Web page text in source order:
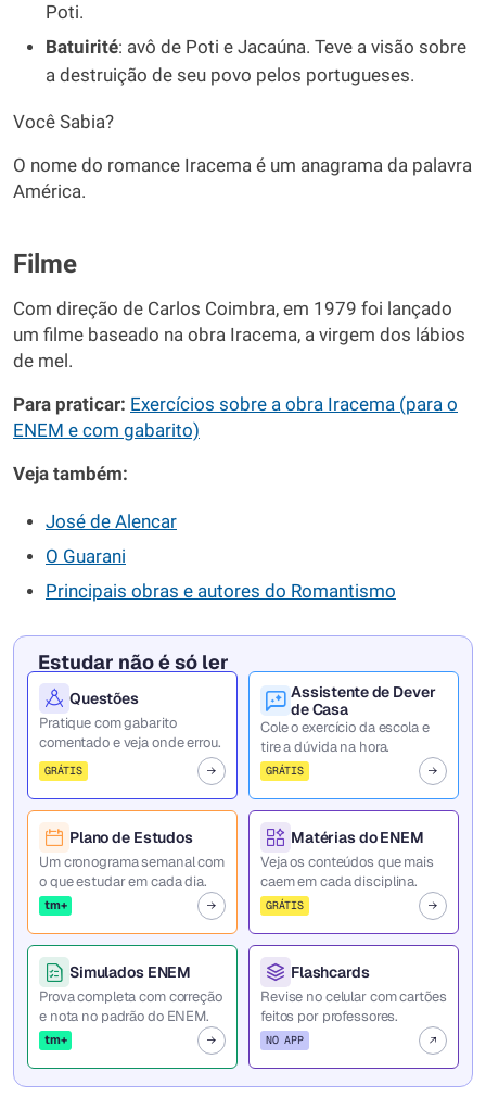
Poti.
Batuirité: avô de Poti e Jacaúna. Teve a visão sobre
a destruição de seu povo pelos portugueses.
Você Sabia?
O nome do romance Iracema é um anagrama da palavra
América.
Filme
Com direção de Carlos Coimbra, em 1979 foi lançado
um filme baseado na obra Iracema, a virgem dos lábios
de mel.
Para praticar: Exercícios sobre a obra Iracema (para o
ENEM e com gabarito)
Veja também:
José de Alencar
O Guarani
Principais obras e autores do Romantismo
Estudar não é só ler
Questões
Pratique com gabarito
comentado e veja onde errou.
GRÁTIS
Assistente de Dever
de Casa
Cole o exercício da escola e
tire a dúvida na hora.
GRÁTIS
Plano de Estudos
Um cronograma semanal com
o que estudar em cada dia.
tm+
Matérias do ENEM
Veja os conteúdos que mais
caem em cada disciplina.
GRÁTIS
Simulados ENEM
Prova completa com correção
e nota no padrão do ENEM.
tm+
Flashcards
Revise no celular com cartões
feitos por professores.
NO APP